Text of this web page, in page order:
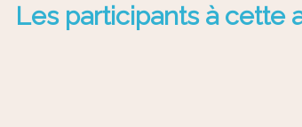
Les participants à cette